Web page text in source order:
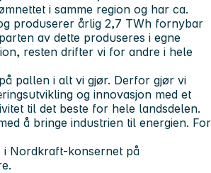
i samme region og har ca.
produserer årlig 2,7 TWh fornybar
av dette produseres i egne
resten drifter vi for andre i hele
pallen i alt vi gjør. Derfor gjør vi
og innovasjon med et
til det beste for hele landsdelen.
å bringe industrien til energien. For
i Nordkraft-konsernet på